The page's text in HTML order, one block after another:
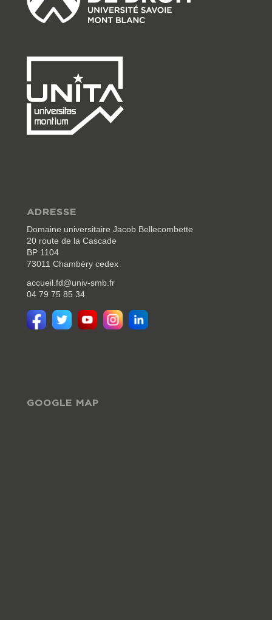
ADRESSE
Domaine universitaire Jacob Bellecombette
20 route de la Cascade
BP 1104
73011 Chambéry cedex
accueil.fd@univ-smb.fr
04 79 75 85 34
GOOGLE MAP